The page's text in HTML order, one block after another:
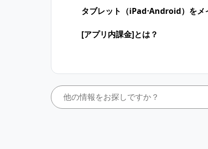
タブレット​​（iPad⋅Android）をメ
[アプリ内課金]とは？